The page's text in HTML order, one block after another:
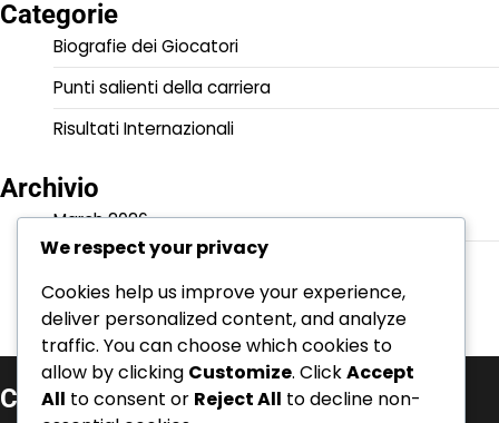
Categorie
Biografie dei Giocatori
Punti salienti della carriera
Risultati Internazionali
Archivio
March 2026
February 2026
Categorie
We respect your privacy
Cookies help us improve your experience,
deliver personalized content, and analyze
traffic. You can choose which cookies to
allow by clicking Customize. ClickAccept
All to consent or Reject All to decline non-